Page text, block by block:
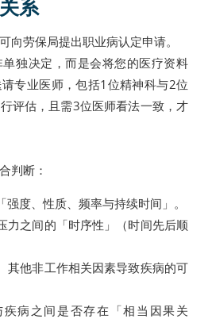
系
向劳保局提出职业病认定申请。
独决定，而是会将您的医疗资料
专业医师，包括1位精神科与2位
评估，且需3位医师看法一致，才
判断：
度、性质、频率与持续时间」。
力之间的「时序性」（时间先后顺
其他非工作相关因素导致疾病的可
病之间是否存在「相当因果关